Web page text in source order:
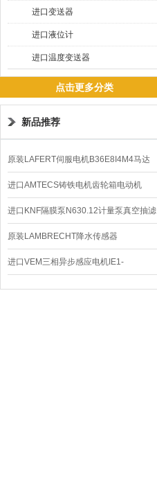
进口变送器
进口液位计
进口温度变送器
点击更多分类
新品推荐
原装LAFERT伺服电机B36E8I4M4马达
B5602价格
进口AMTECS铸铁电机齿轮箱电动机
AMAS
进口KNF隔膜泵N630.12计量泵真空抽滤
泵价格
原装LAMBRECHT降水传感器
00.14575.20气象仪
进口VEM三相异步感应电机IE1-
K21R80G4马达